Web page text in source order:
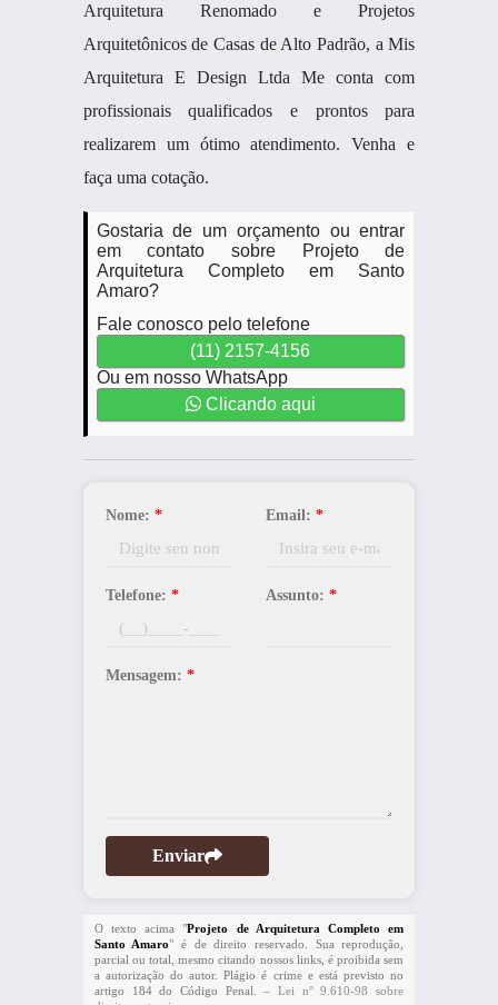
Arquitetura Renomado e Projetos
Arquitetônicos de Casas de Alto Padrão, a Mis
Arquitetura E Design Ltda Me conta com
profissionais qualificados e prontos para
realizarem um ótimo atendimento. Venha e
faça uma cotação.
Gostaria de um orçamento ou entrar
em contato sobre Projeto de
Arquitetura Completo em Santo
Amaro?
Fale conosco pelo telefone
(11) 2157-4156
Ou em nosso WhatsApp
Clicando aqui
Nome: * Email: *
Telefone: * Assunto: *
Mensagem: *
Enviar
O texto acima "Projeto de Arquitetura Completo em
Santo Amaro" é de direito reservado. Sua reprodução,
parcial ou total, mesmo citando nossos links, é proibida sem
a autorização do autor. Plágio é crime e está previsto no
artigo 184 do Código Penal. –Lei n° 9.610-98 sobre